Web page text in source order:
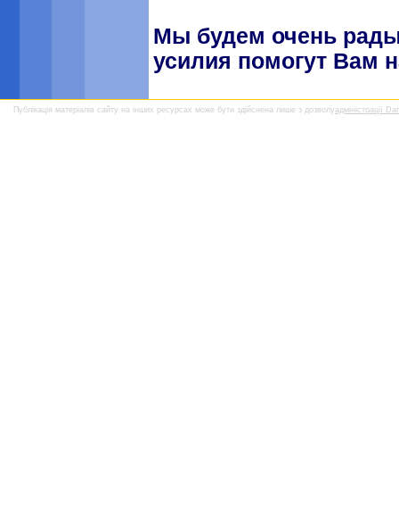
Мы будем очень
усилия помогут Вам
Публікація матеріалів сайту на інших ресурсах може бути здійснена лише з дозволуадміністрації